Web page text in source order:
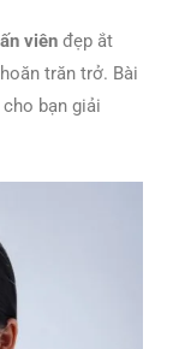
viên đẹp ắt
trăn trở. Bài
bạn giải